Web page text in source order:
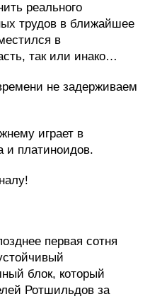
реального
трудов в ближайшее
в
так или инако…
не задерживаем
играет в
и платиноидов.
первая сотня
блок, который
Ротшильдов за